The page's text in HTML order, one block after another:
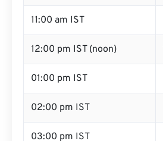
11:00 am IST
12:00 pm IST (noon)
01:00 pm IST
02:00 pm IST
03:00 pm IST